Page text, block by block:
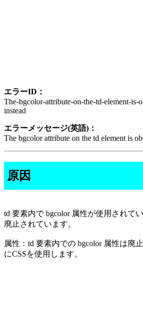
エラーID：
The-bgcolor-attribute-on-the-td-element-is-
instead
エラーメッセージ(英語)：
The bgcolor attribute on the td element is
原因
td 要素内で bgcolor 属性が使用されて
廃止されています。
属性：td 要素内での bgcolor 属性は廃
にCSSを使用します。